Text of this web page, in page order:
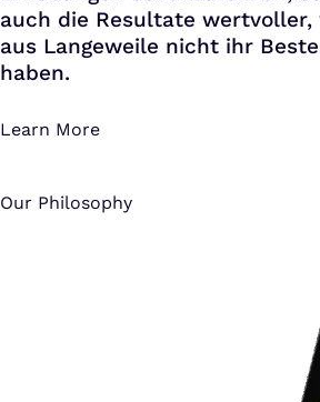
auch die Resultate
aus Langeweile nicht ihr
haben.
Learn More
Our Philosophy